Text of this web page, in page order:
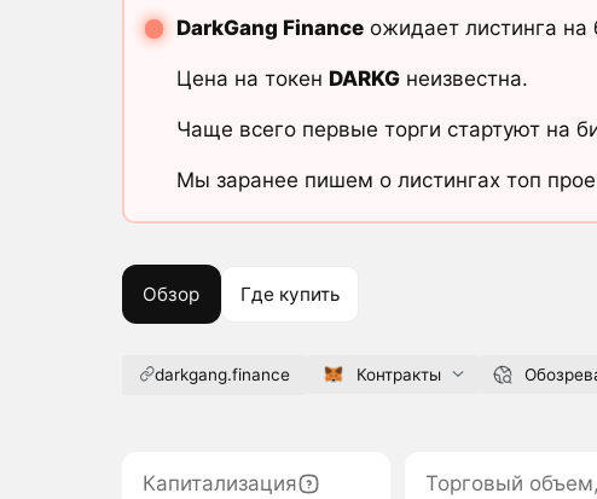
DarkGang Financeожидает листинга на
Цена на токен DARKGнеизвестна.
Чаще всего первые торги стартуют на
Мы заранее пишем о листингах топ
Обзор Где купить
darkgang.finance Контракты
Капитализация
Торговый